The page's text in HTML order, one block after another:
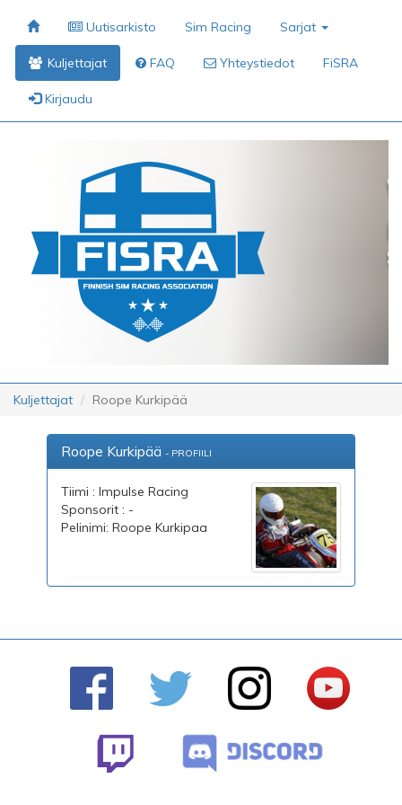
Uutisarkisto Sim Racing Sarjat
Kuljettajat FAQ Yhteystiedot FiSRA
Kirjaudu
Kuljettajat Roope Kurkipää
Roope Kurkipää - PROFIILI
Tiimi : Impulse Racing
Sponsorit : -
Pelinimi: Roope Kurkipaa